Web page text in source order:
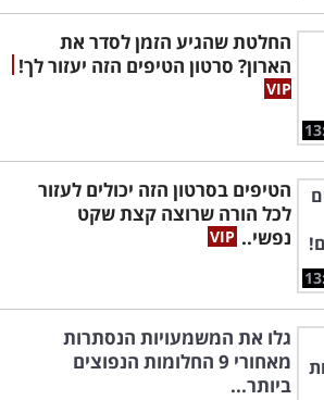
החלטת שהגיע הזמן לסדר את
הארון? סרטון הטיפים הזה יעזור לך!
הטיפים בסרטון הזה יכולים לעזור
לכל הורה שרוצה קצת שקט
נפשי..
גלו את המשמעויות הנסתרות
מאחורי 9 החלומות הנפוצים
ביותר...